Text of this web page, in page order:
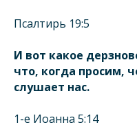
Псалтирь 19:5
И вот какое
что, когда просим,
слушает нас.
1-е Иоанна 5:14